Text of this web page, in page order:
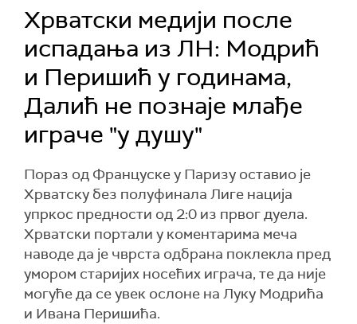
Хрватски медији после
испадања из ЛН: Модрић
и Перишић у годинама,
Далић не познаје млађе
играче "у душу"
Пораз од Француске у Паризу оставио је
Хрватску без полуфинала Лиге нација
упркос предности од 2:0 из првог дуела.
Хрватски портали у коментарима меча
наводе да је чврста одбрана поклекла пред
умором старијих носећих играча, те да није
могуће да се увек ослоне на Луку Модрића
и Ивана Перишића.